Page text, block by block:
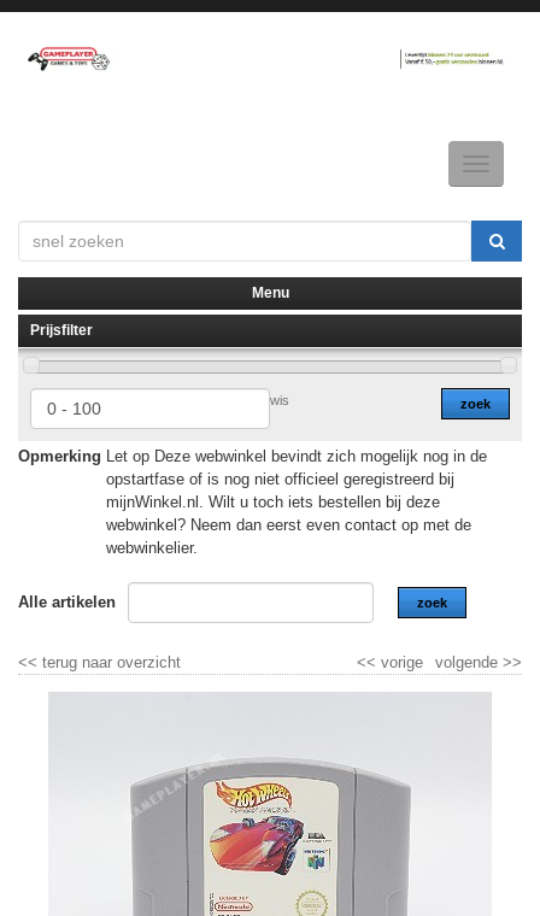
Toggle
▼
▼
Menu
Prijsfilter
zoek
wis
Opmerking Let op Deze webwinkel bevindt zich mogelijk nog in de
opstartfase of is nog niet officieel geregistreerd bij
mijnWinkel.nl. Wilt u toch iets bestellen bij deze
webwinkel? Neem dan eerst even contact op met de
webwinkelier.
Alle artikelen zoek
<< terug naar overzicht volgende >>
<< vorige